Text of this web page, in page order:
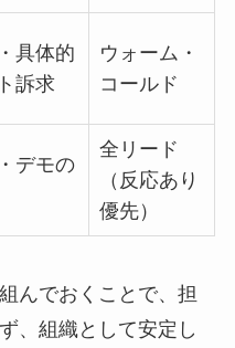
具体的
訴求
ウォーム・
コールド
デモの
全リード
（反応あり
優先）
んでおくことで、担
、組織として安定し